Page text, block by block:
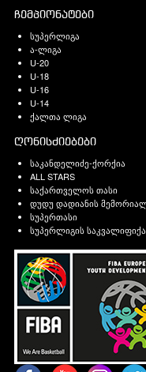
ჩემპიონატები
სუპერლიგა
ა-ლიგა
U-20
U-18
U-16
U-14
ქალთა ლიგა
ღონისძიებები
საკანდელიძე-ქორქია
ALL STARS
საქართველოს თასი
დუდუ დადიანის
სუპერთასი
სუპერლიგის